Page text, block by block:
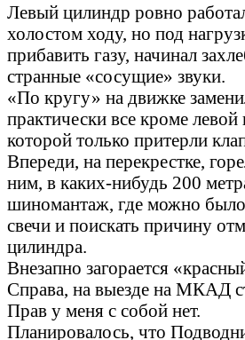
Левый цилиндр ровно
холостом ходу, но под
прибавить газу, начинал
странные «сосущие» звуки.
«По кругу» на движке
практически все кроме левой
которой только притерли
Впереди, на перекрестке,
ним, в каких-нибудь 200
шиномантаж, где можно
свечи и поискать причину
цилиндра.
Внезапно загорается
Справа, на выезде на МКАД
Прав у меня с собой нет.
Планировалось, что